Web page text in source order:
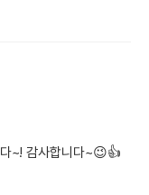
~! 감사합니다~😉👍